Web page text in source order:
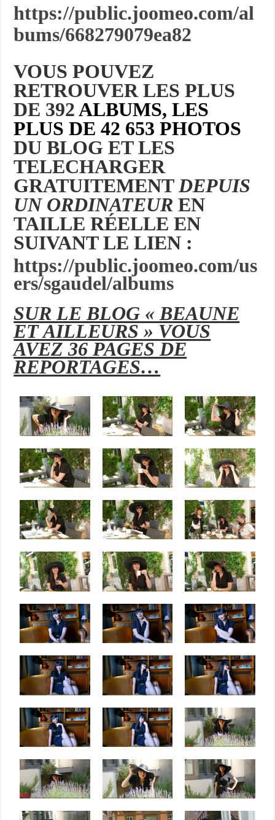
https://public.joomeo.com/al
bums/668279079ea82
VOUS POUVEZ
RETROUVER LES PLUS
DE 392ALBUMS, LES
PLUS DE 42 653 PHOTOS
DU BLOG ET LES
TELECHARGER
GRATUITEMENTDEPUIS
UN ORDINATEUR EN
TAILLE RÉELLE EN
SUIVANT LE LIEN :
https://public.joomeo.com/us
ers/sgaudel/albums
SUR LE BLOG « BEAUNE
ET AILLEURS » VOUS
AVEZ 36 PAGES DE
REPORTAGES…